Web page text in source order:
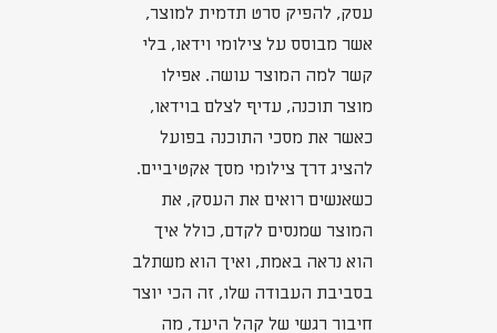
עסק, להפיק סרט תדמית למוצר,
אשר מבוסס על צילומי וידאו, בלי
קשר למה המוצר עושה. אפילו
מוצר תוכנה, עדיף לצלם בוידאו,
כאשר את מסכי התוכנה בפועל
להציג דרך צילומי מסך אקטיביים.
כשאנשים רואים את העסק, את
המוצר שמנסים לקדם, כולל איך
הוא נראה באמת, ואיך הוא משתלב
בסביבת העבודה שלו, זה הכי יוצר
חיבור רגשי של קהל היעד, מה